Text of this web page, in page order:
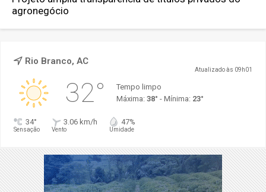
agronegócio
Rio Branco, AC
Atualizado às 09h01
32°
Tempo limpo
Máxima: 38° - Mínima: 23°
34°
Sensação
3.06 km/h
Vento
47%
Umidade